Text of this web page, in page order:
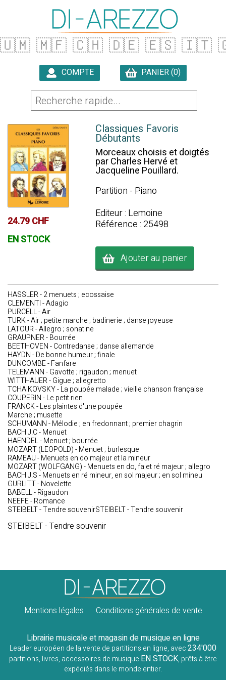
🇺🇲 🇲🇫 🇨🇭 🇩🇪 🇪🇸 🇮🇹
COMPTE PANIER (0)
24.79 CHF
EN STOCK
Classiques Favoris
Débutants
Morceaux choisis et doigtés
par Charles Hervé et
Jacqueline Pouillard.
Partition - Piano
Editeur : Lemoine
Référence : 25498
Ajouter au panier
HASSLER - 2 menuets ; ecossaise
CLEMENTI - Adagio
PURCELL - Air
TURK - Air ; petite marche ; badinerie ; danse joyeuse
LATOUR - Allegro ; sonatine
GRAUPNER - Bourrée
BEETHOVEN - Contredanse ; danse allemande
HAYDN - De bonne humeur ; finale
DUNCOMBE - Fanfare
TELEMANN - Gavotte ; rigaudon ; menuet
WITTHAUER - Gigue ; allegretto
TCHAIKOVSKY - La poupée malade ; vieille chanson française
COUPERIN - Le petit rien
FRANCK - Les plaintes d'une poupée
Marche ; musette
SCHUMANN - Mélodie ; en fredonnant ; premier chagrin
BACH J.C - Menuet
HAENDEL - Menuet ; bourrée
MOZART (LEOPOLD) - Menuet ; burlesque
RAMEAU - Menuets en do majeur et la mineur
MOZART (WOLFGANG) - Menuets en do, fa et ré majeur ; allegro
BACH J.S - Menuets en ré mineur, en sol majeur ; en sol mineu
GURLITT - Novelette
BABELL - Rigaudon
NEEFE - Romance
STEIBELT - Tendre souvenirSTEIBELT - Tendre souvenir
STEIBELT - Tendre souvenir
Mentions légales Conditions générales de vente
Librairie musicale et magasin de musique en ligne
Leader européen de la vente de partitions en ligne, avec234'000
partitions, livres, accessoires de musique EN STOCK, prêts à être
expédiés dans le monde entier.